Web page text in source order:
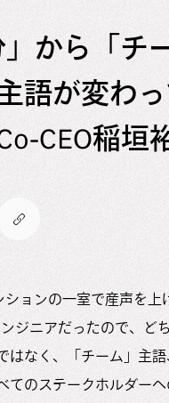
から「チ
語が変わ
CEO稲垣
ョンの一室で産声を上
ジニアだったので、ど
なく、「チーム」主
のステークホルダー